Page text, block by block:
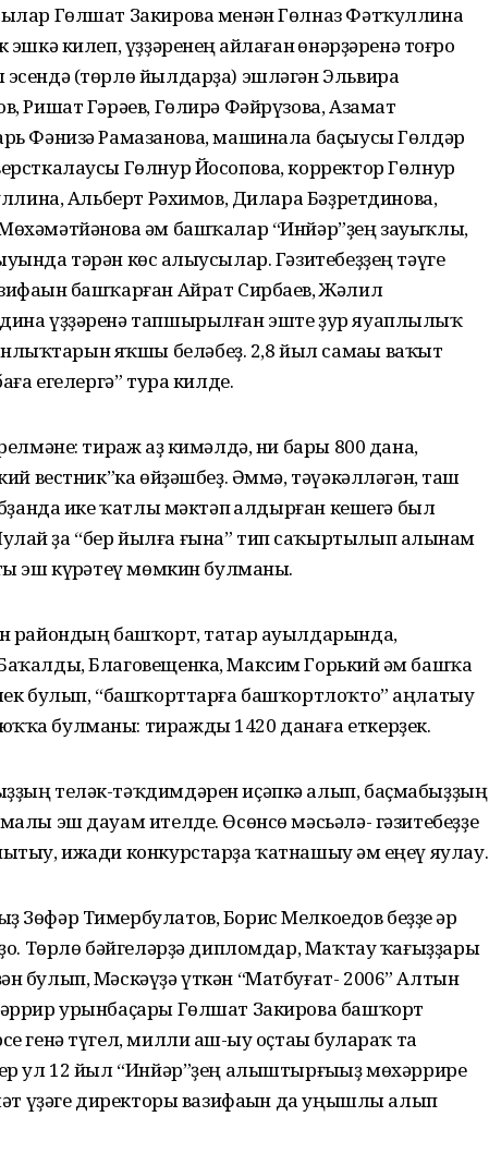
Гөлшат Закирова менән Гөлназ Фәтҡуллина
килеп, үҙҙәренең һайлаған һөнәрҙәренә тоғро
(төрлө йылдарҙа) эшләгән Эльвира
Ришат Гәрәев, Гөлирә Фәйрүзова, Азамат
Фәнизә Рамазанова, машинала баҫыусы Гөлдәр
Гөлнур Йосопова, корректор Гөлнур
Альберт Рәхимов, Дилара Бәҙретдинова,
һәм башҡалар “Инйәр”ҙең зауыҡлы,
тәрән көс һалыусылар. Гәзитебеҙҙең тәүге
башҡарған Айрат Сирбаев, Жәлил
үҙҙәренә тапшырылған эште ҙур яуаплылыҡ
яҡшы беләбеҙ. 2,8 йыл самаһы ваҡыт
егелергә” тура килде.
тираж аҙ кимәлдә, ни бары 800 дана,
вестник”ка өйҙәшбеҙ. Әммә, тәүәкәлләгән, таш
ике ҡатлы мәктәп һалдырған кешегә был
ҙа “бер йылға ғына” тип саҡыртылып алынһам
эш күрһәтеү мөмкин булманы.
райондың башҡорт, татар ауылдарында,
Благовещенка, Максим Горький һәм башҡа
булып, “башҡорттарға башҡортлоҡто” аңлатыу
булманы: тиражды 1420 данаға еткерҙек.
теләк-тәҡдимдәрен иҫәпкә алып, баҫмабыҙҙың
эш дауам ителде. Өсөнсө мәсьәлә- гәзитебеҙҙе
ижади конкурстарҙа ҡатнашыу һәм еңеү яулау.
Тимербулатов, Борис Мелкоедов беҙҙе һәр
Төрлө бәйгеләрҙә дипломдар, Маҡтау ҡағыҙҙары
булып, Мәскәүҙә үткән “Матбуғат- 2006” Алтын
урынбаҫары Гөлшат Закирова башҡорт
генә түгел, милли аш-һыу оҫтаһы булараҡ та
ул 12 йыл “Инйәр”ҙең алыштырғыһыҙ мөхәррире
үҙәге директоры вазифаһын да уңышлы алып